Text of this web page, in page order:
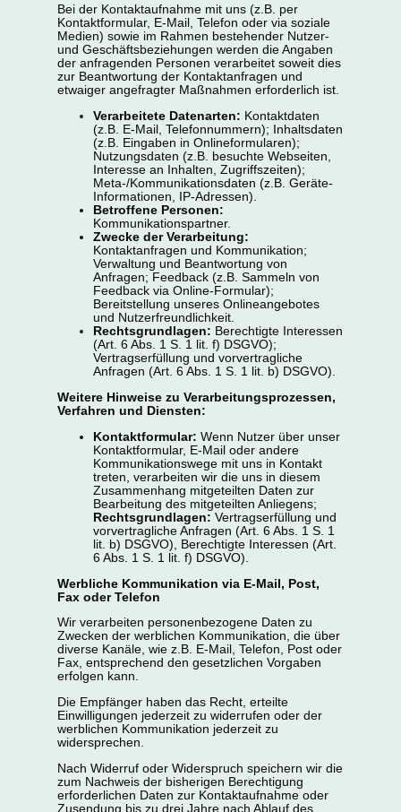
Bei der Kontaktaufnahme mit uns (z.B. per
Kontaktformular, E-Mail, Telefon oder via soziale
Medien) sowie im Rahmen bestehender Nutzer-
und Geschäftsbeziehungen werden die Angaben
der anfragenden Personen verarbeitet soweit dies
zur Beantwortung der Kontaktanfragen und
etwaiger angefragter Maßnahmen erforderlich ist.
Verarbeitete Datenarten: Kontaktdaten
(z.B. E-Mail, Telefonnummern); Inhaltsdaten
(z.B. Eingaben in Onlineformularen);
Nutzungsdaten (z.B. besuchte Webseiten,
Interesse an Inhalten, Zugriffszeiten);
Meta-/Kommunikationsdaten (z.B. Geräte-
Informationen, IP-Adressen).
Betroffene Personen:
Kommunikationspartner.
Zwecke der Verarbeitung:
Kontaktanfragen und Kommunikation;
Verwaltung und Beantwortung von
Anfragen; Feedback (z.B. Sammeln von
Feedback via Online-Formular);
Bereitstellung unseres Onlineangebotes
und Nutzerfreundlichkeit.
Rechtsgrundlagen: Berechtigte Interessen
(Art. 6 Abs. 1 S. 1 lit. f) DSGVO);
Vertragserfüllung und vorvertragliche
Anfragen (Art. 6 Abs. 1 S. 1 lit. b) DSGVO).
Weitere Hinweise zu Verarbeitungsprozessen,
Verfahren und Diensten:
Kontaktformular: Wenn Nutzer über unser
Kontaktformular, E-Mail oder andere
Kommunikationswege mit uns in Kontakt
treten, verarbeiten wir die uns in diesem
Zusammenhang mitgeteilten Daten zur
Bearbeitung des mitgeteilten Anliegens;
Rechtsgrundlagen: Vertragserfüllung und
vorvertragliche Anfragen (Art. 6 Abs. 1 S. 1
lit. b) DSGVO), Berechtigte Interessen (Art.
6 Abs. 1 S. 1 lit. f) DSGVO).
Werbliche Kommunikation via E-Mail, Post,
Fax oder Telefon
Wir verarbeiten personenbezogene Daten zu
Zwecken der werblichen Kommunikation, die über
diverse Kanäle, wie z.B. E-Mail, Telefon, Post oder
Fax, entsprechend den gesetzlichen Vorgaben
erfolgen kann.
Die Empfänger haben das Recht, erteilte
Einwilligungen jederzeit zu widerrufen oder der
werblichen Kommunikation jederzeit zu
widersprechen.
Nach Widerruf oder Widerspruch speichern wir die
zum Nachweis der bisherigen Berechtigung
erforderlichen Daten zur Kontaktaufnahme oder
Zusendung bis zu drei Jahre nach Ablauf des